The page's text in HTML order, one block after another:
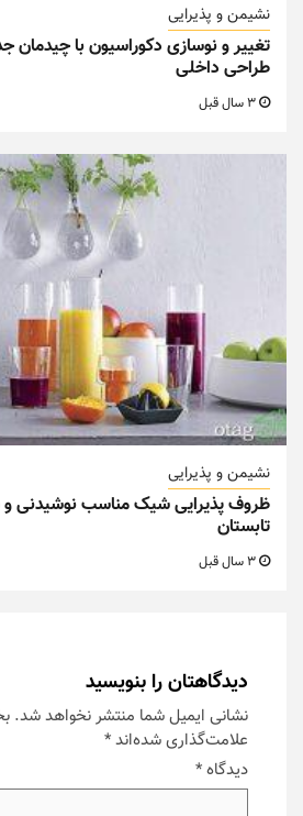
نشیمن و پذیرایی
تغییر و نوسازی دکوراسیون با چیدمان
طراحی داخلی
نشیمن و پذیرایی
ظروف پذیرایی شیک مناسب نوشیدنی
تابستان
دیدگاهتان را بنویسید
نشانی ایمیل شما منتشر نخواهد شد.
علامت‌گذاری شده‌اند*
دیدگاه*